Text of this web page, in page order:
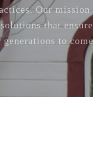
Our
that
to